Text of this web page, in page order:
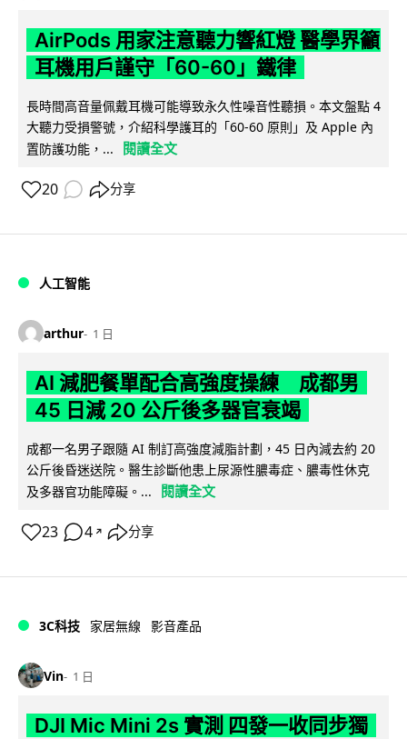
AirPods 用家注意聽力響紅燈 醫學界籲
耳機用戶謹守「60-60」鐵律
長時間高音量佩戴耳機可能導致永久性噪音性聽損。本文盤點 4
大聽力受損警號，介紹科學護耳的「60-60 原則」及 Apple 內
置防護功能，...
閱讀全文
20 分享
人工智能
arthur 1 日
AI 減肥餐單配合高強度操練 成都男
45 日減 20 公斤後多器官衰竭
成都一名男子跟隨 AI 制訂高強度減脂計劃，45 日內減去約 20
公斤後昏迷送院。醫生診斷他患上尿源性膿毒症、膿毒性休克
及多器官功能障礙。...
閱讀全文
23 4 ↗ 分享
3C科技 家居無線 影音產品
Vin 1 日
DJI Mic Mini 2s 實測 四發一收同步獨